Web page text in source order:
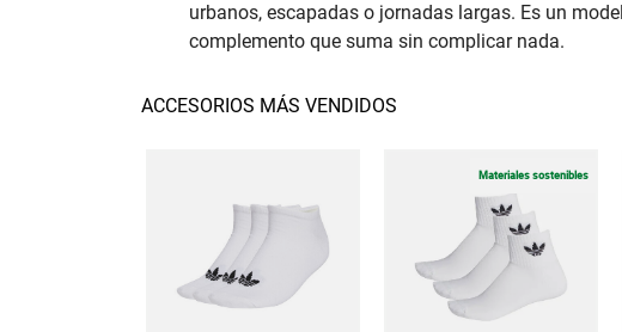
urbanos, escapadas o jornadas largas. Es un
complemento que suma sin complicar nada.
ACCESORIOS MÁS VENDIDOS
Materiales sostenibles